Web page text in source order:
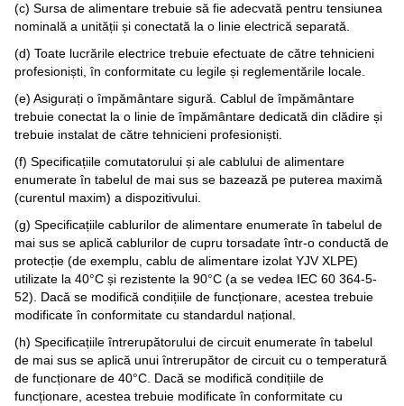
(c) Sursa de alimentare trebuie să fie adecvată pentru tensiunea
nominală a unității și conectată la o linie electrică separată.
(d) Toate lucrările electrice trebuie efectuate de către tehnicieni
profesioniști, în conformitate cu legile și reglementările locale.
(e) Asigurați o împământare sigură. Cablul de împământare
trebuie conectat la o linie de împământare dedicată din clădire și
trebuie instalat de către tehnicieni profesioniști.
(f) Specificațiile comutatorului și ale cablului de alimentare
enumerate în tabelul de mai sus se bazează pe puterea maximă
(curentul maxim) a dispozitivului.
(g) Specificațiile cablurilor de alimentare enumerate în tabelul de
mai sus se aplică cablurilor de cupru torsadate într-o conductă de
protecție (de exemplu, cablu de alimentare izolat YJV XLPE)
utilizate la 40°C și rezistente la 90°C (a se vedea IEC 60 364-5-
52). Dacă se modifică condițiile de funcționare, acestea trebuie
modificate în conformitate cu standardul național.
(h) Specificațiile întrerupătorului de circuit enumerate în tabelul
de mai sus se aplică unui întrerupător de circuit cu o temperatură
de funcționare de 40°C. Dacă se modifică condițiile de
funcționare, acestea trebuie modificate în conformitate cu